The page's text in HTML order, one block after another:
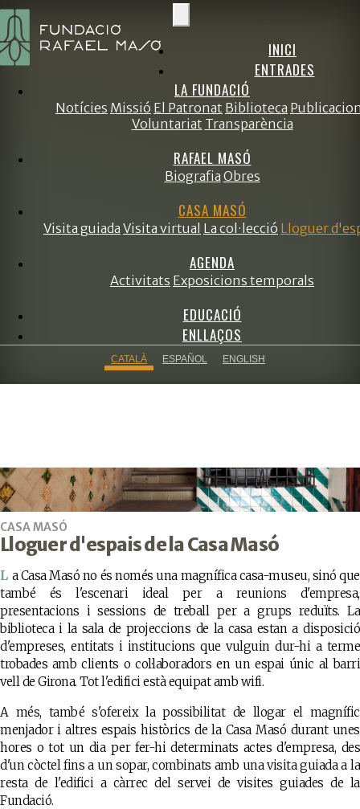
INICI
ENTRADES
LA FUNDACIÓ
Notícies Missió El Patronat Biblioteca
Voluntariat Transparència
RAFAEL MASÓ
Biografia Obres
CASA MASÓ
Visita guiada Visita virtual La col·lecció Lloguer
AGENDA
Activitats Exposicions temporals
EDUCACIÓ
ENLLAÇOS
CATALÀ ESPAÑOL ENGLISH
CASA MASÓ
Lloguer d'espais de la Casa Masó
La Casa Masó no és només una magnífica casa-museu, sinó que
també és l'escenari ideal per a reunions d'empresa,
presentacions i sessions de treball per a grups reduïts. La
biblioteca i la sala de projeccions de la casa estan a disposició
d'empreses, entitats i institucions que vulguin dur-hi a terme
trobades amb clients o col·laboradors en un espai únic al barri
vell de Girona. Tot l'edifici està equipat amb wifi.
A més, també s'ofereix la possibilitat de llogar el magnífic
menjador i altres espais històrics de la Casa Masó durant unes
hores o tot un dia per fer-hi determinats actes d'empresa, des
d'un còctel fins a un sopar, combinats amb una visita guiada a la
resta de l'edifici a càrrec del servei de visites guiades de la
Fundació.